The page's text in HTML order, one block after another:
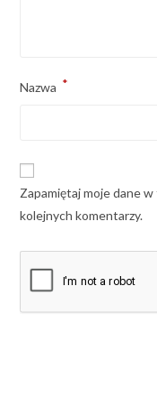
Nazwa *
Zapamiętaj moje dane
kolejnych komentarzy.